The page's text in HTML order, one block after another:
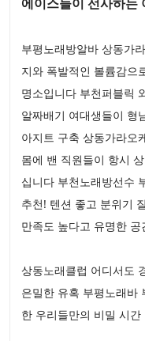
부평노래방알바 상동가
지와 폭발적인 볼륨감으
명소입니다 부천퍼블릭
알짜배기 여대생들이 형
아지트 구축 상동가라오
몸에 밴 직원들이 항시
십니다 부천노래방선수
추천! 텐션 좋고 분위기
만족도 높다고 유명한 공
상동노래클럽 어디서도
은밀한 유혹 부평노래바
한 우리들만의 비밀 시간